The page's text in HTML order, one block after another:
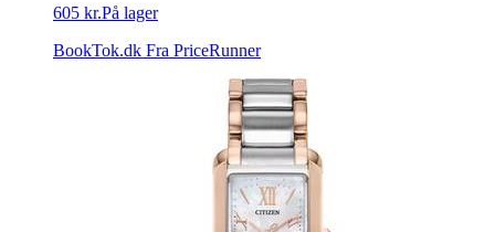
605 kr.På lager
BookTok.dk Fra PriceRunner